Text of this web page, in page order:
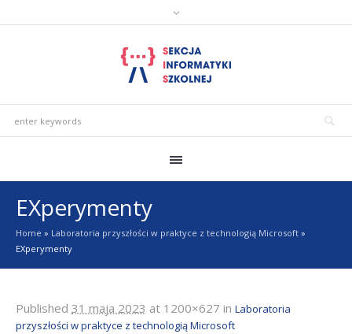
EXperymenty
Home » Laboratoria przyszłości w praktyce z technologią Microsoft »
EXperymenty
Published 31 maja 2023 at 1200×627 in Laboratoria
przyszłości w praktyce z technologią Microsoft